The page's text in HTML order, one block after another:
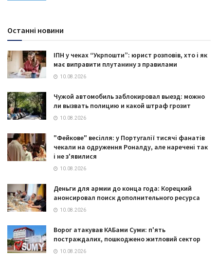
Останні новини
ІПН у чеках “Укрпошти”: юрист розповів, хто і як
має виправити плутанину з правилами
10.08.2026
Чужой автомобиль заблокировал выезд: можно
ли вызвать полицию и какой штраф грозит
10.08.2026
"Фейкове" весілля: у Португалії тисячі фанатів
чекали на одруження Роналду, але наречені так
і не з'явилися
10.08.2026
Деньги для армии до конца года: Корецкий
анонсировал поиск дополнительного ресурса
10.08.2026
Ворог атакував КАБами Суми: п'ять
постраждалих, пошкоджено житловий сектор
10.08.2026